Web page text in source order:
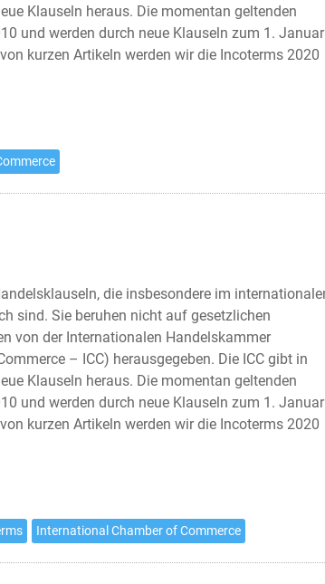
Klauseln heraus. Die momentan geltenden
und werden durch neue Klauseln zum 1. Januar
kurzen Artikeln werden wir die Incoterms 2020
die insbesondere im
sind. Sie beruhen nicht auf gesetzlichen
von der Internationalen Handelskammer
– ICC) herausgegeben. Die ICC gibt in
Klauseln heraus. Die momentan geltenden
und werden durch neue Klauseln zum 1. Januar
kurzen Artikeln werden wir die Incoterms 2020
International Chamber of Commerce